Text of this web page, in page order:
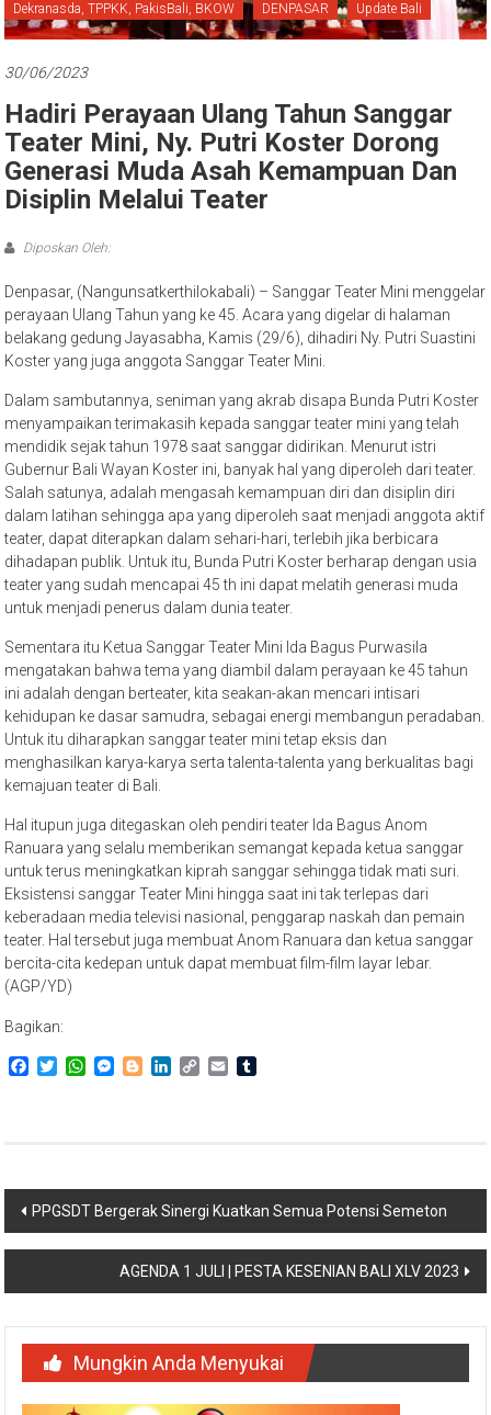
Bali
Dekranasda, TPPKK, PakisBali, BKOW DENPASAR Update Bali
30/06/2023
Hadiri Perayaan Ulang Tahun Sanggar
Teater Mini, Ny. Putri Koster Dorong
Generasi Muda Asah Kemampuan Dan
Disiplin Melalui Teater
Diposkan Oleh:
Denpasar, (Nangunsatkerthilokabali) – Sanggar Teater Mini menggelar
perayaan Ulang Tahun yang ke 45. Acara yang digelar di halaman
belakang gedung Jayasabha, Kamis (29/6), dihadiri Ny. Putri Suastini
Koster yang juga anggota Sanggar Teater Mini.
Dalam sambutannya, seniman yang akrab disapa Bunda Putri Koster
menyampaikan terimakasih kepada sanggar teater mini yang telah
mendidik sejak tahun 1978 saat sanggar didirikan. Menurut istri
Gubernur Bali Wayan Koster ini, banyak hal yang diperoleh dari teater.
Salah satunya, adalah mengasah kemampuan diri dan disiplin diri
dalam latihan sehingga apa yang diperoleh saat menjadi anggota aktif
teater, dapat diterapkan dalam sehari-hari, terlebih jika berbicara
dihadapan publik. Untuk itu, Bunda Putri Koster berharap dengan usia
teater yang sudah mencapai 45 th ini dapat melatih generasi muda
untuk menjadi penerus dalam dunia teater.
Sementara itu Ketua Sanggar Teater Mini Ida Bagus Purwasila
mengatakan bahwa tema yang diambil dalam perayaan ke 45 tahun
ini adalah dengan berteater, kita seakan-akan mencari intisari
kehidupan ke dasar samudra, sebagai energi membangun peradaban.
Untuk itu diharapkan sanggar teater mini tetap eksis dan
menghasilkan karya-karya serta talenta-talenta yang berkualitas bagi
kemajuan teater di Bali.
Hal itupun juga ditegaskan oleh pendiri teater Ida Bagus Anom
Ranuara yang selalu memberikan semangat kepada ketua sanggar
untuk terus meningkatkan kiprah sanggar sehingga tidak mati suri.
Eksistensi sanggar Teater Mini hingga saat ini tak terlepas dari
keberadaan media televisi nasional, penggarap naskah dan pemain
teater. Hal tersebut juga membuat Anom Ranuara dan ketua sanggar
bercita-cita kedepan untuk dapat membuat film-film layar lebar.
(AGP/YD)
Bagikan:
Facebook
TwitterWhatsApp
Messenger
BloggerLinkedIn
CopyEmail
Navigasi
pos
PPGSDT Bergerak Sinergi Kuatkan Semua Potensi Semeton
AGENDA 1 JULI | PESTA KESENIAN BALI XLV 2023
Mungkin Anda Menyukai